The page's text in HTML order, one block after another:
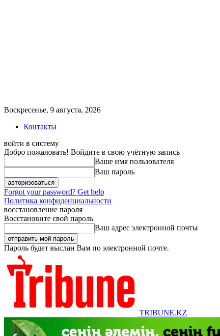
Воскресенье, 9 августа, 2026
Контакты
войти в систему
Добро пожаловать! Войдите в свою учётную запись
Ваше имя пользователя
Ваш пароль
Forgot your password? Get help
Политика конфиденциальности
восстановление пароля
Восстановите свой пароль
Ваш адрес электронной почты
Пароль будет выслан Вам по электронной почте.
TRIBUNE.KZ